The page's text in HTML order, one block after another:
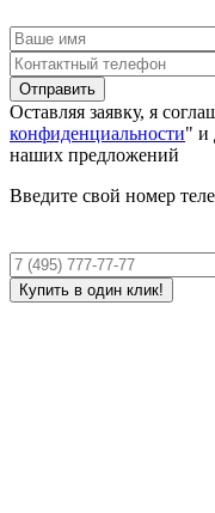
Оставляя заявку, я
конфиденциальности" и
наших предложений
Введите свой номер